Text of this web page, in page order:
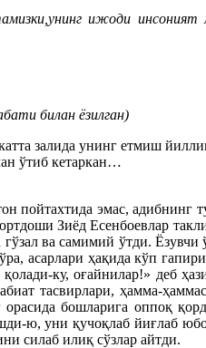
ижоди инсоният
билан ёзилган)
залида унинг етмиш
ўтиб кетаркан…
пойтахтида эмас, адибнинг
Зиёд Есенбоевлар
ва самимий ўтди.
асарлари ҳақида кўп
ку, оғайнилар!» деб
тасвирлари, ҳамма-
бошларига оппоқ
ю, уни қучоқлаб йиғлаб
силаб илиқ сўзлар айтди.